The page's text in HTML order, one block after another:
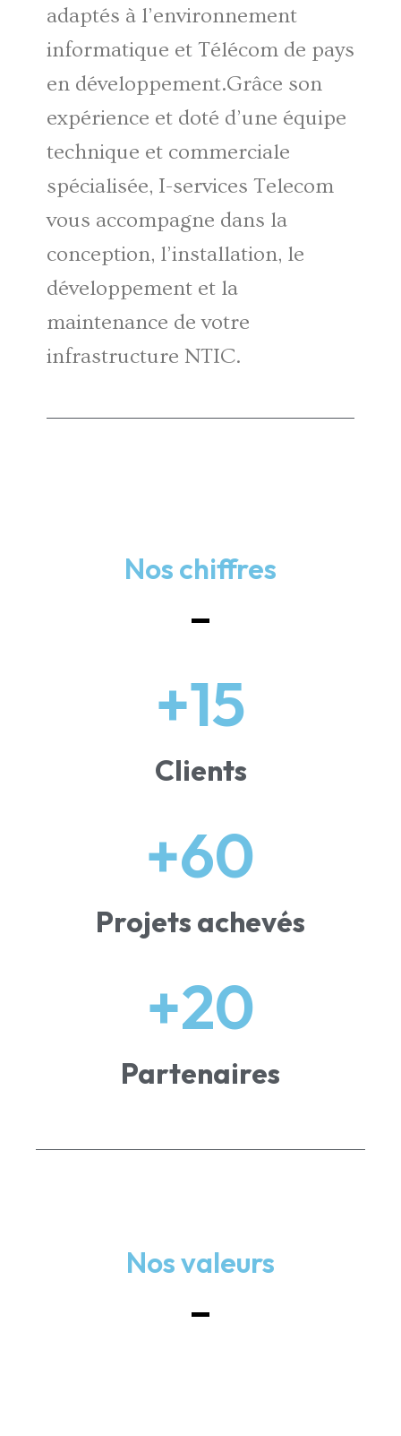
adaptés à l’environnement
informatique et Télécom de pays
en développement.Grâce son
expérience et doté d’une équipe
technique et commerciale
spécialisée, I-services Telecom
vous accompagne dans la
conception, l’installation, le
développement et la
maintenance de votre
infrastructure NTIC.
Nos chiffres
Clients
+15
Projets achevés
+60
Partenaires
+20
Nos valeurs